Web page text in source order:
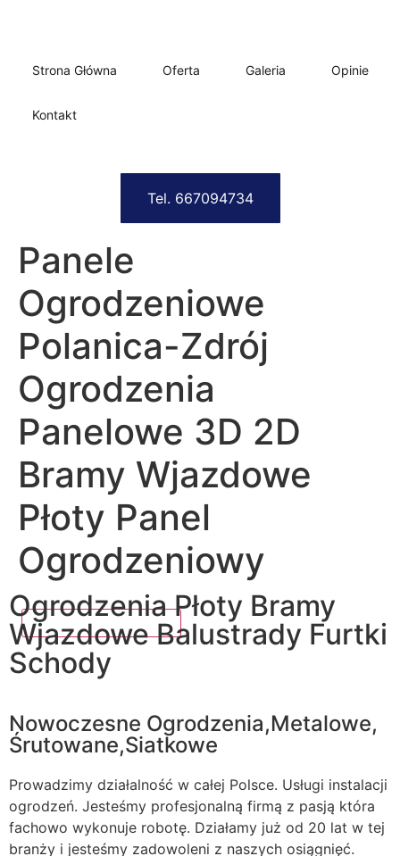
Strona Główna Oferta Galeria Opinie
Kontakt
Tel. 667094734
Panele
Ogrodzeniowe
Polanica-Zdrój
Ogrodzenia
Panelowe 3D 2D
Bramy Wjazdowe
Płoty Panel
Ogrodzeniowy
Ogrodzenia Płoty Bramy
Wjazdowe Balustrady Furtki
Schody
Nowoczesne Ogrodzenia,Metalowe,
Śrutowane,Siatkowe
Prowadzimy działalność w całej Polsce. Usługi instalacji
ogrodzeń. Jesteśmy profesjonalną firmą z pasją która
fachowo wykonuje robotę. Działamy już od 20 lat w tej
branży i jesteśmy zadowoleni z naszych osiągnięć.